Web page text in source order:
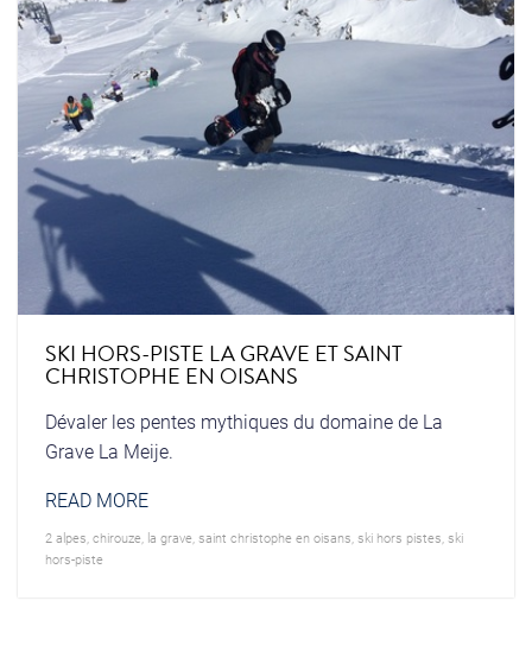
SKI HORS-PISTE LA GRAVE ET SAINT
CHRISTOPHE EN OISANS
Dévaler les pentes mythiques du domaine de La
Grave La Meije.
READ MORE
2 alpes, chirouze, la grave, saint christophe en oisans, ski hors pistes, ski
hors-piste